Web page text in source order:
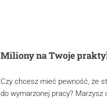
Miliony na Twoje
Czy chcesz mieć pewność, że
do wymarzonej pracy? Marzysz